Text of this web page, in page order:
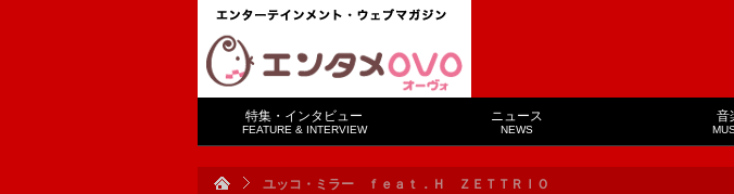
特集・インタビュー
FEATURE & INTERVIEW
ニュース
NEWS
音
ユッコ・ミラー ｆｅａｔ．Ｈ ＺＥＴＴＲＩＯ